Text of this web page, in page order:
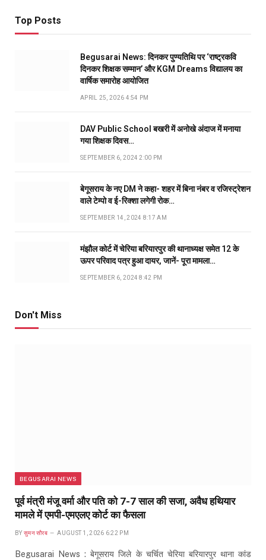
Top Posts
Begusarai News: दिनकर पुण्यतिथि पर ‘राष्ट्रकवि
दिनकर शिक्षक सम्मान’ और KGM Dreams विद्यालय का
वार्षिक समारोह आयोजित
APRIL 25, 2026 4:54 PM
DAV Public School बखरी में अनोखे अंदाज में मनाया
गया शिक्षक दिवस…
SEPTEMBER 6, 2024 2:00 PM
बेगूसराय के नए DM ने कहा- शहर में बिना नंबर व रजिस्ट्रेशन
वाले टेम्पो व ई-रिक्शा लगेगी रोक…
SEPTEMBER 14, 2024 8:17 AM
मंझौल कोर्ट में चेरिया बरियारपुर की थानाध्यक्ष समेत 12 के
ऊपर परिवाद पत्र हुआ दायर, जानें- पूरा मामला…
SEPTEMBER 6, 2024 8:42 PM
Don't Miss
BEGUSARAI NEWS
पूर्व मंत्री मंजू वर्मा और पति को 7-7 साल की सजा, अवैध हथियार
मामले में एमपी-एमएलए कोर्ट का फैसला
BY सुमन सौरब AUGUST 1, 2026 6:22 PM
Begusarai News : बेगूसराय जिले के चर्चित चेरिया बरियारपुर थाना कांड